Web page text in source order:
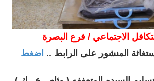
الاجتماعي / فرع البصرة
المنشور على الرابط .. اضغط